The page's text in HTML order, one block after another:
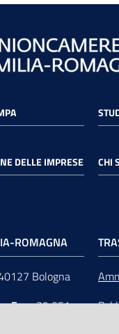
DELLE IMPRESE CHI
ROMAGNA
Bologna
-Fax+39 051